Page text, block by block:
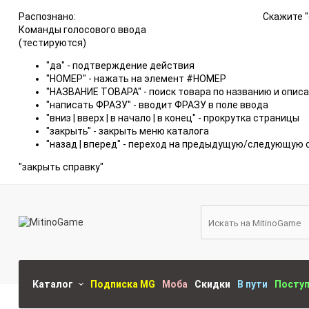
Распознано:
Скажите
Команды голосового ввода
(тестируются)
"да" - подтверждение действия
"НОМЕР" - нажать на элемент #НОМЕР
"НАЗВАНИЕ ТОВАРА" - поиск товара по названию и
"написать ФРАЗУ" - вводит ФРАЗУ в поле ввода
"вниз | вверх | в начало | в конец" - прокрутка страницы
"закрыть" - закрыть меню каталога
"назад | вперед" - переход на предыдущую/следующую
"закрыть справку"
Каталог Скидки В пути
Подписка MG Моба